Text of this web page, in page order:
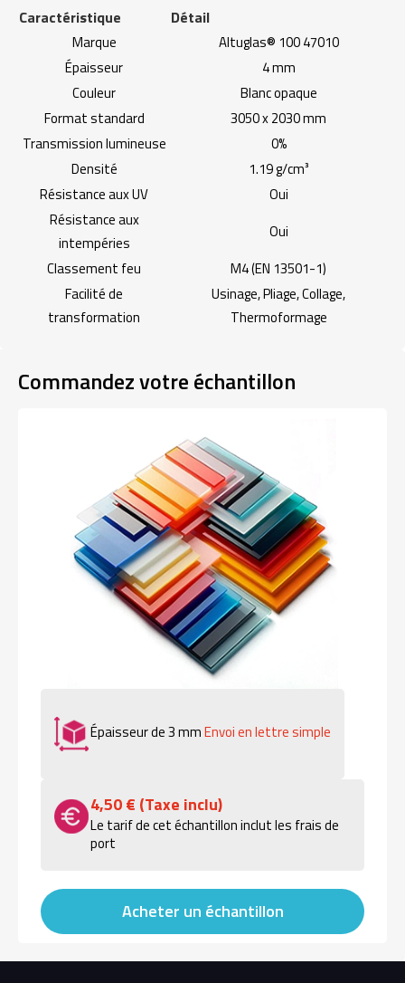
Caractéristique Détail
Marque
Altuglas® 100 47010
Épaisseur
4 mm
Couleur
Blanc opaque
Format standard
3050 x 2030 mm
Transmission lumineuse
0%
Densité
1.19 g/cm³
Résistance aux UV
Oui
Résistance aux
intempéries
Oui
Classement feu
M4 (EN 13501-1)
Facilité de
transformation
Usinage, Pliage, Collage,
Thermoformage
Commandez votre échantillon
Épaisseur de 3 mmEnvoi en lettre simple
4,50 € (Taxe inclu)
Le tarif de cet échantillon inclut les frais de
port
Acheter un échantillon